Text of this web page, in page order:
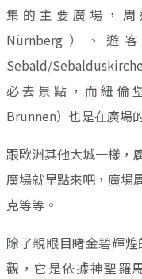
集的主要廣場，周
Nürnberg）、遊
Sebald/
必去景點，而紐倫
Brunnen）也是在廣場
跟歐洲其他大城一樣，
廣場就早點來吧，廣場
克等等。
除了親眼目睹金碧輝
觀，它是依據神聖羅